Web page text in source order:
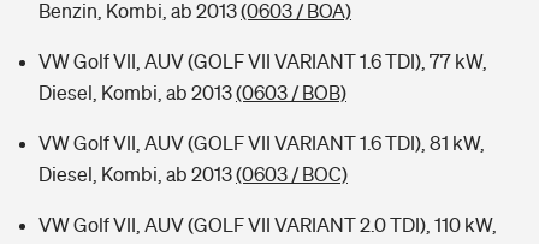
Benzin, Kombi, ab 2013(0603 / BOA)
VW Golf VII, AUV (GOLF VII VARIANT 1.6 TDI), 77 kW,
Diesel, Kombi, ab 2013(0603 / BOB)
VW Golf VII, AUV (GOLF VII VARIANT 1.6 TDI), 81 kW,
Diesel, Kombi, ab 2013(0603 / BOC)
VW Golf VII, AUV (GOLF VII VARIANT 2.0 TDI), 110 kW,